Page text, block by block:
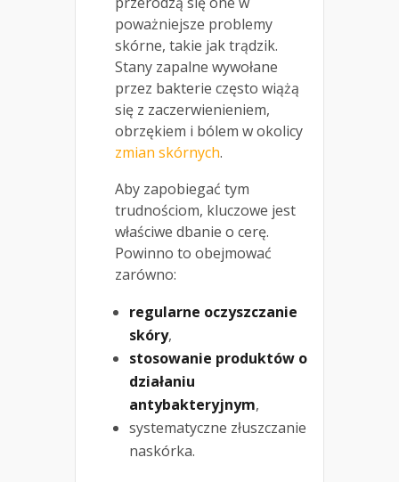
poważniejsze problemy
skórne, takie jak trądzik.
Stany zapalne wywołane
przez bakterie często wiążą
się z zaczerwienieniem,
obrzękiem i bólem w okolicy
zmian skórnych.
Aby zapobiegać tym
trudnościom, kluczowe jest
właściwe dbanie o cerę.
Powinno to obejmować
zarówno:
regularne oczyszczanie
skóry,
stosowanie produktów o
działaniu
antybakteryjnym,
systematyczne złuszczanie
naskórka.